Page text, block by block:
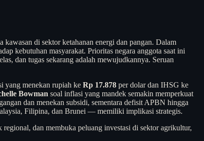
di sektor ketahanan energi dan pangan. Dalam
kebutuhan masyarakat. Prioritas negara anggota saat ini
dan tugas sekarang adalah mewujudkannya. Seruan
yang menekan rupiah ke Rp 17.878 per dolar dan IHSG ke
Bowman soal inflasi yang mandek semakin memperkuat
dan menekan subsidi, sementara defisit APBN hingga
Filipina, dan Brunei — memiliki implikasi strategis.
dan membuka peluang investasi di sektor agrikultur,